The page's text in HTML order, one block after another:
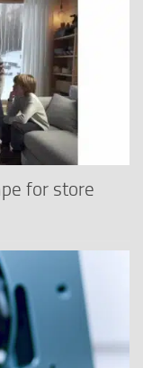
for store